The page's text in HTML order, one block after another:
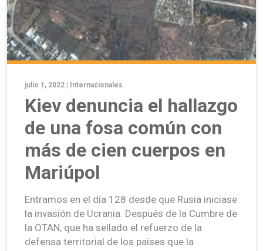
julio 1, 2022 | Internacionales
Kiev denuncia el hallazgo
de una fosa común con
más de cien cuerpos en
Mariúpol
Entramos en el día 128 desde que Rusia iniciase
la invasión de Ucrania. Después de la Cumbre de
la OTAN, que ha sellado el refuerzo de la
defensa territorial de los países que la